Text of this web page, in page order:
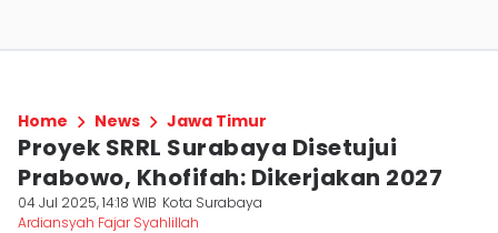
Home News Jawa Timur
Proyek SRRL Surabaya Disetujui
Prabowo, Khofifah: Dikerjakan 2027
04 Jul 2025, 14:18 WIB Kota Surabaya
Ardiansyah Fajar Syahlillah